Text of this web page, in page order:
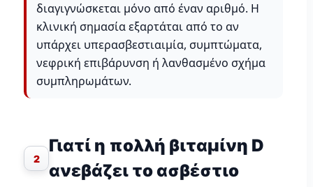
διαγιγνώσκεται μόνο από έναν αριθμό. Η
κλινική σημασία εξαρτάται από το αν
υπάρχει υπερασβεστιαιμία, συμπτώματα,
νεφρική επιβάρυνση ή λανθασμένο σχήμα
συμπληρωμάτων.
2
Γιατί η πολλή βιταμίνη D
ανεβάζει το ασβέστιο